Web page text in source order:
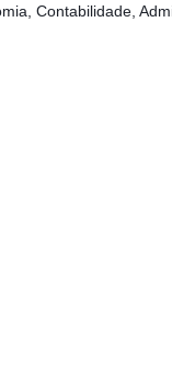
Contabilidade,